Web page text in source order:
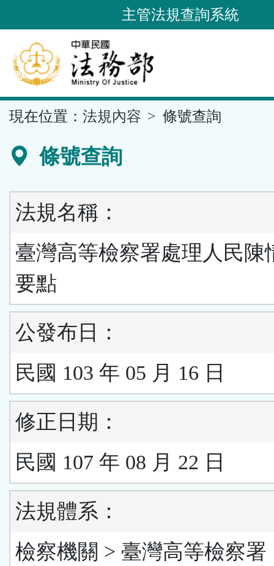
到
要
內
容
區
主管法規查詢系統
現在位置： 法規內容 條號查詢
條號查詢
法規名稱：
臺灣高等檢察署處理人民陳
要點
公發布日：
民國 103 年 05 月 16 日
修正日期：
民國 107 年 08 月 22 日
法規體系：
檢察機關 > 臺灣高等檢察署